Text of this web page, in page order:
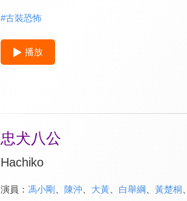
#古裝恐怖
播放
忠犬八公
Hachiko
演員： 馮小剛 陳沖 大黃、 白舉綱 黃楚桐